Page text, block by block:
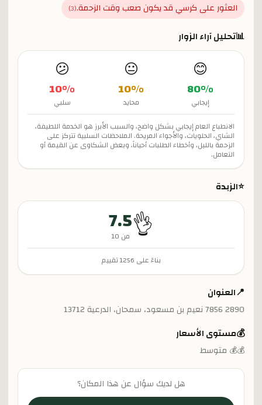
العثور على كرسي قد يكون صعب وقت الزحمة.(
3
)
📊تحليل آراء الزوار
😊
80%
إيجابي
😐
10%
محايد
😕
10%
سلبي
الانطباع العام إيجابي بشكل واضح، والسبب الأبرز هو الخدمة اللطيفة،
الشاي، الحلويات، والأجواء المريحة. الملاحظات السلبية تتركز على
الزحمة بالليل، وأخطاء الطلبات أحياناً، وبعض الشكاوى عن القيمة أو
التعامل.
⭐الزبدة
👌
7.5
من 10
بناءً على 1256تقييم
📍العنوان
2890 7856 نعيم بن مسعود، سمحان، الدرعية 13712
💰مستوى الأسعار
💰💰 متوسط
هل لديك سؤال عن هذا المكان؟